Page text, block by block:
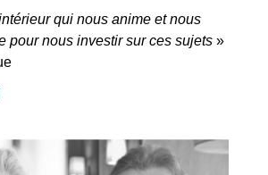
qui nous anime et nous
pour nous investir sur ces sujets »